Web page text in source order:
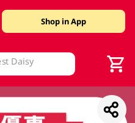
Shop in App